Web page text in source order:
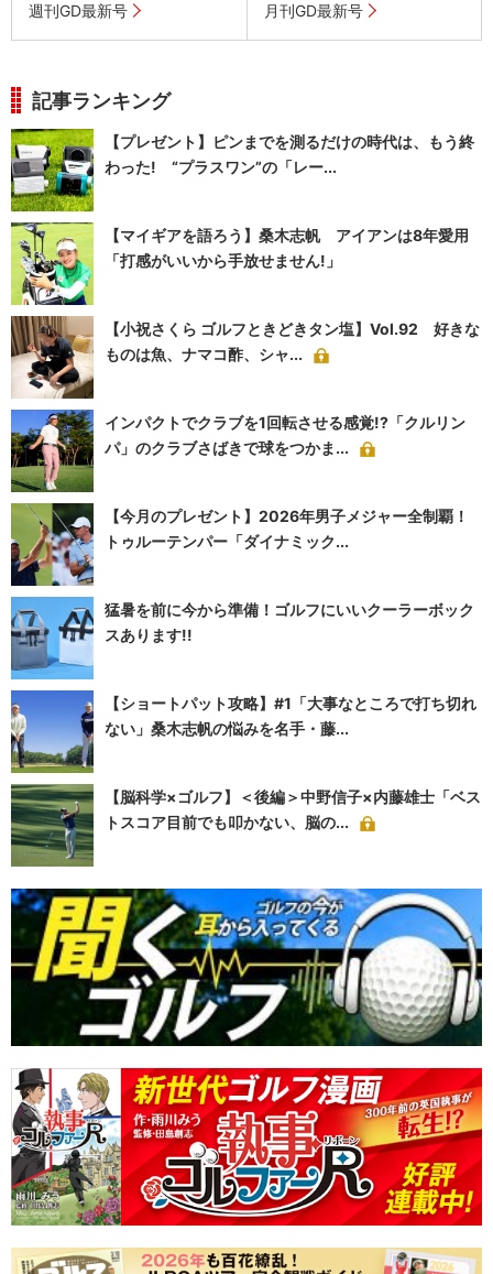
週刊GD最新号 月刊GD最新号
記事ランキング
【プレゼント】ピンまでを測るだけの時代は、もう終
わった! “プラスワン”の「レー...
【マイギアを語ろう】桑木志帆 アイアンは8年愛用
「打感がいいから手放せません!」
【小祝さくら ゴルフときどきタン塩】Vol.92 好きな
ものは魚、ナマコ酢、シャ...
インパクトでクラブを1回転させる感覚!?「クルリン
パ」のクラブさばきで球をつかま...
【今月のプレゼント】2026年男子メジャー全制覇！
トゥルーテンパー「ダイナミック...
猛暑を前に今から準備！ゴルフにいいクーラーボック
スあります!!
【ショートパット攻略】#1「大事なところで打ち切れ
ない」桑木志帆の悩みを名手・藤...
【脳科学×ゴルフ】＜後編＞中野信子×内藤雄士「ベス
トスコア目前でも叩かない、脳の...